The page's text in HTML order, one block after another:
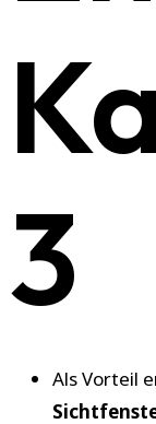
3
Als Vorteil